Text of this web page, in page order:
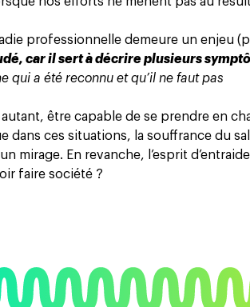
professionnelle demeure un enjeu
car il sert à décrire plusieurs
qui a été reconnu et qu’il ne faut pas
être capable de se prendre en
dans ces situations, la souffrance du
mirage. En revanche, l’esprit
faire société ?